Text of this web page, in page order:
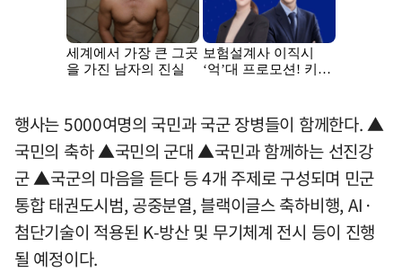
행사는 5000여명의 국민과 국군 장병들이 함께한다. ▲
국민의 축하 ▲국민의 군대 ▲국민과 함께하는 선진강
군 ▲국군의 마음을 듣다 등 4개 주제로 구성되며 민군
통합 태권도시범, 공중분열, 블랙이글스 축하비행, AI·
첨단기술이 적용된 K-방산 및 무기체계 전시 등이 진행
될 예정이다.